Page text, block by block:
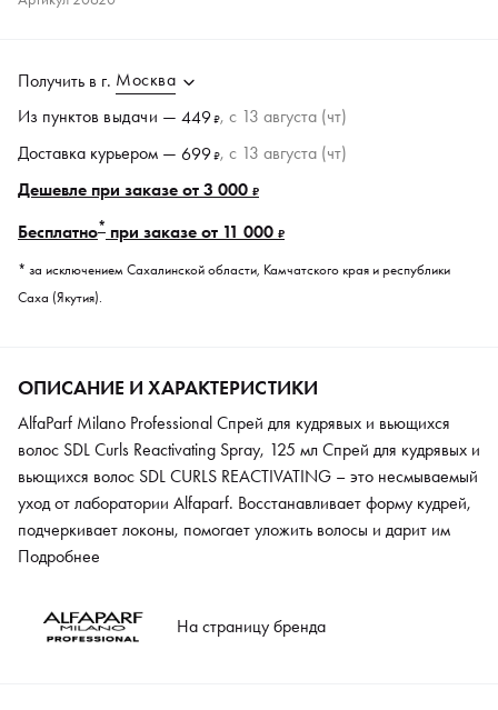
Получить в г. Москва
Из пунктов выдачи — 449₽, c 13 августа (чт)
Доставка курьером — 699₽, c 13 августа (чт)
Дешевле при заказе от 3 000 ₽
Бесплатно* при заказе от 11 000 ₽
* за исключением Сахалинской области, Камчатского края и республики
Саха (Якутия).
ОПИСАНИЕ И ХАРАКТЕРИСТИКИ
AlfaParf Milano Professional Спрей для кудрявых и вьющихся
волос SDL Curls Reactivating Spray, 125 мл Спрей для кудрявых и
вьющихся волос SDL CURLS REACTIVATING – это несмываемый
уход от лаборатории Alfaparf. Восстанавливает форму кудрей,
подчеркивает локоны, помогает уложить волосы и дарит им
приятный аромат. Средство включает в себя комплекс Urban
окружающей среды. Система Shine Fix Comlex с экстрактом
льняных семян питает волосы и придает им естественный
Подробнее
На страницу бренда